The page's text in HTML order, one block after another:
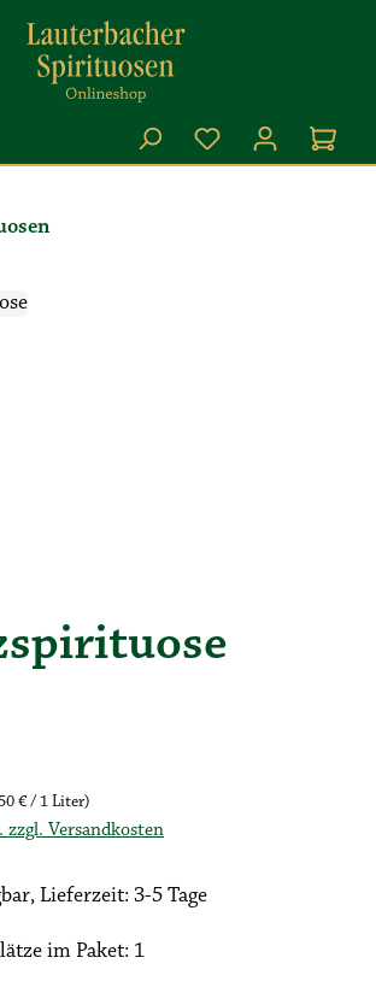
€ / 1 Liter)
Versandkosten
Lieferzeit: 3-5 Tage
im Paket: 1